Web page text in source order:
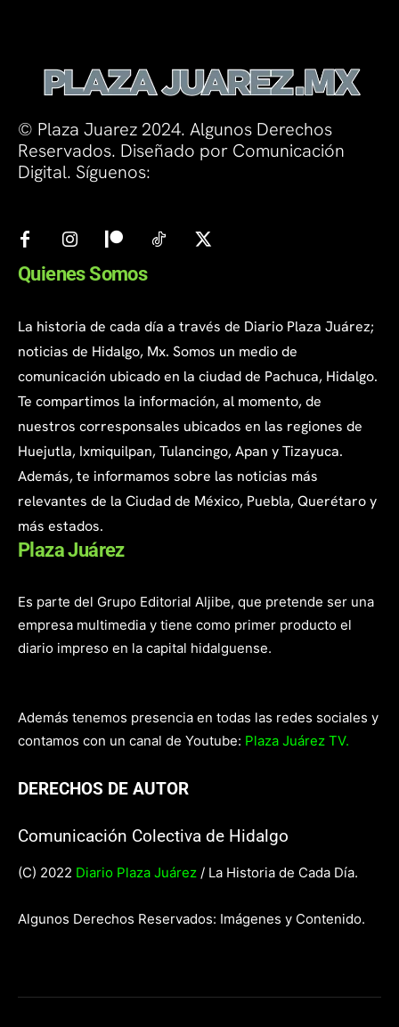
© Plaza Juarez 2024. Algunos Derechos
Reservados. Diseñado por Comunicación
Digital. Síguenos:
Quienes Somos
La historia de cada día a través de Diario Plaza Juárez;
noticias de Hidalgo, Mx. Somos un medio de
comunicación ubicado en la ciudad de Pachuca, Hidalgo.
Te compartimos la información, al momento, de
nuestros corresponsales ubicados en las regiones de
Huejutla, Ixmiquilpan, Tulancingo, Apan y Tizayuca.
Además, te informamos sobre las noticias más
relevantes de la Ciudad de México, Puebla, Querétaro y
más estados.
Plaza Juárez
Es parte del Grupo Editorial Aljibe, que pretende ser una
empresa multimedia y tiene como primer producto el
diario impreso en la capital hidalguense.
Además tenemos presencia en todas las redes sociales y
contamos con un canal de Youtube: Plaza Juárez TV.
DERECHOS DE AUTOR
Comunicación Colectiva de Hidalgo
(C) 2022 Diario Plaza Juárez / La Historia de Cada Día.
Algunos Derechos Reservados: Imágenes y Contenido.